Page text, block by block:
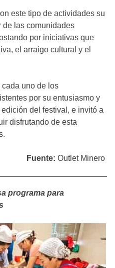
este tipo de actividades su
de las comunidades
por iniciativas que
el arraigo cultural y el
uno de los
por su entusiasmo y
del festival, e invitó a
disfrutando de esta
Fuente: Outlet Minero
programa para